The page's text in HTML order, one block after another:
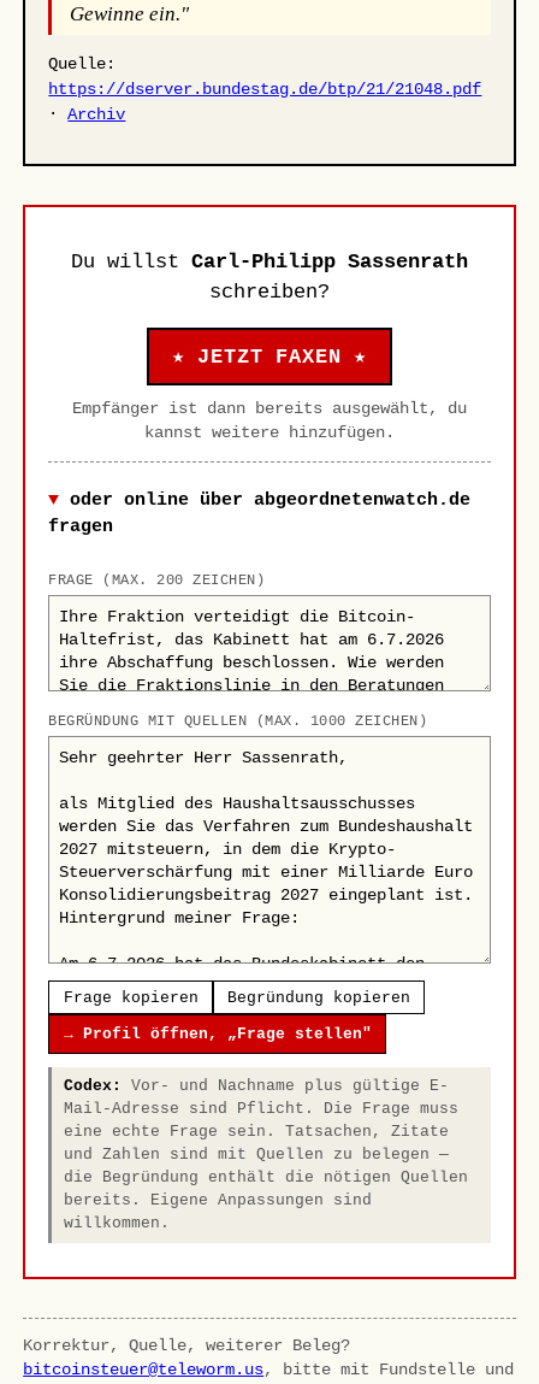
Gewinne ein."
Quelle:
https://dserver.bundestag.de/btp/21/21048.pdf
·Archiv
Du willst Carl-Philipp Sassenrath
schreiben?
★ JETZT FAXEN ★
Empfänger ist dann bereits ausgewählt, du
kannst weitere hinzufügen.
oder online über abgeordnetenwatch.de
fragen
FRAGE (MAX. 200 ZEICHEN)
BEGRÜNDUNG MIT QUELLEN (MAX. 1000 ZEICHEN)
Frage kopieren Begründung kopieren
→ Profil öffnen, „Frage stellen"
Codex:
Vor- und Nachname plus gültige E-
Mail-Adresse sind Pflicht. Die Frage muss
eine echte Frage sein. Tatsachen, Zitate
und Zahlen sind mit Quellen zu belegen —
die Begründung enthält die nötigen Quellen
bereits. Eigene Anpassungen sind
willkommen.
Korrektur, Quelle, weiterer Beleg?
bitcoinsteuer@teleworm.us, bitte mit Fundstelle und